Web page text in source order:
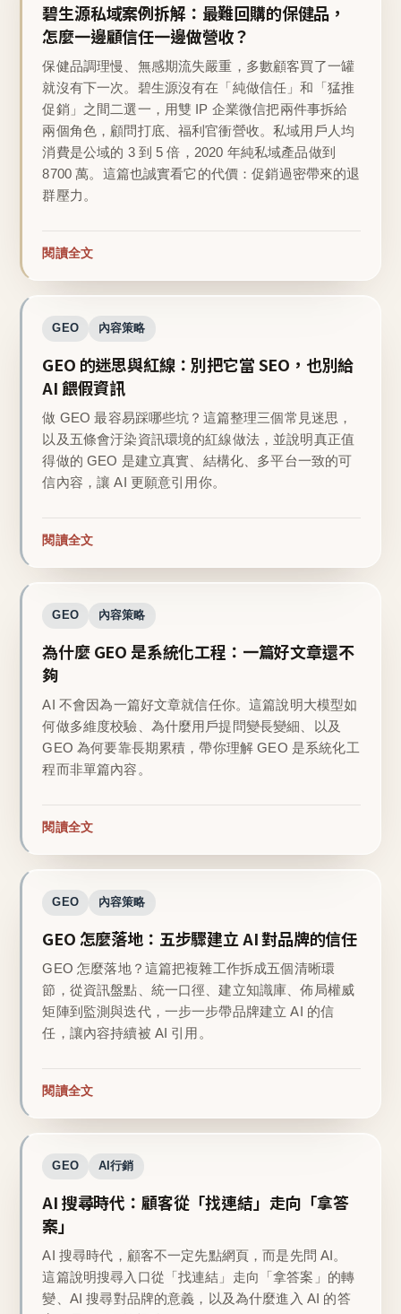
碧生源私域案例拆解：最難回購的保健品，
怎麼一邊顧信任一邊做營收？
保健品調理慢、無感期流失嚴重，多數顧客買了一罐
就沒有下一次。碧生源沒有在「純做信任」和「猛推
促銷」之間二選一，用雙 IP 企業微信把兩件事拆給
兩個角色，顧問打底、福利官衝營收。私域用戶人均
消費是公域的 3 到 5 倍，2020 年純私域產品做到
8700 萬。這篇也誠實看它的代價：促銷過密帶來的退
群壓力。
閱讀全文
GEO 內容策略
GEO 的迷思與紅線：別把它當 SEO，也別給
AI 餵假資訊
做 GEO 最容易踩哪些坑？這篇整理三個常見迷思，
以及五條會汙染資訊環境的紅線做法，並說明真正值
得做的 GEO 是建立真實、結構化、多平台一致的可
信內容，讓 AI 更願意引用你。
閱讀全文
GEO 內容策略
為什麼 GEO 是系統化工程：一篇好文章還不
夠
AI 不會因為一篇好文章就信任你。這篇說明大模型如
何做多維度校驗、為什麼用戶提問變長變細、以及
GEO 為何要靠長期累積，帶你理解 GEO 是系統化工
程而非單篇內容。
閱讀全文
GEO 內容策略
GEO 怎麼落地：五步驟建立 AI 對品牌的信任
GEO 怎麼落地？這篇把複雜工作拆成五個清晰環
節，從資訊盤點、統一口徑、建立知識庫、佈局權威
矩陣到監測與迭代，一步一步帶品牌建立 AI 的信
任，讓內容持續被 AI 引用。
閱讀全文
GEO AI行銷
AI 搜尋時代：顧客從「找連結」走向「拿答
案」
AI 搜尋時代，顧客不一定先點網頁，而是先問 AI。
這篇說明搜尋入口從「找連結」走向「拿答案」的轉
變、AI 搜尋對品牌的意義，以及為什麼進入 AI 的答